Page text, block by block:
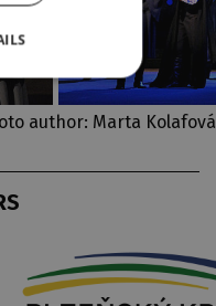
author: Marta Kolafová